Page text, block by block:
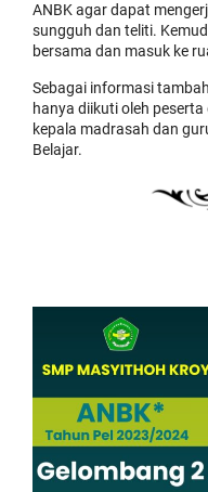
ANBK agar dapat
sungguh dan teliti.
bersama dan masuk ke
Sebagai informasi
hanya diikuti oleh
kepala madrasah dan
Belajar.